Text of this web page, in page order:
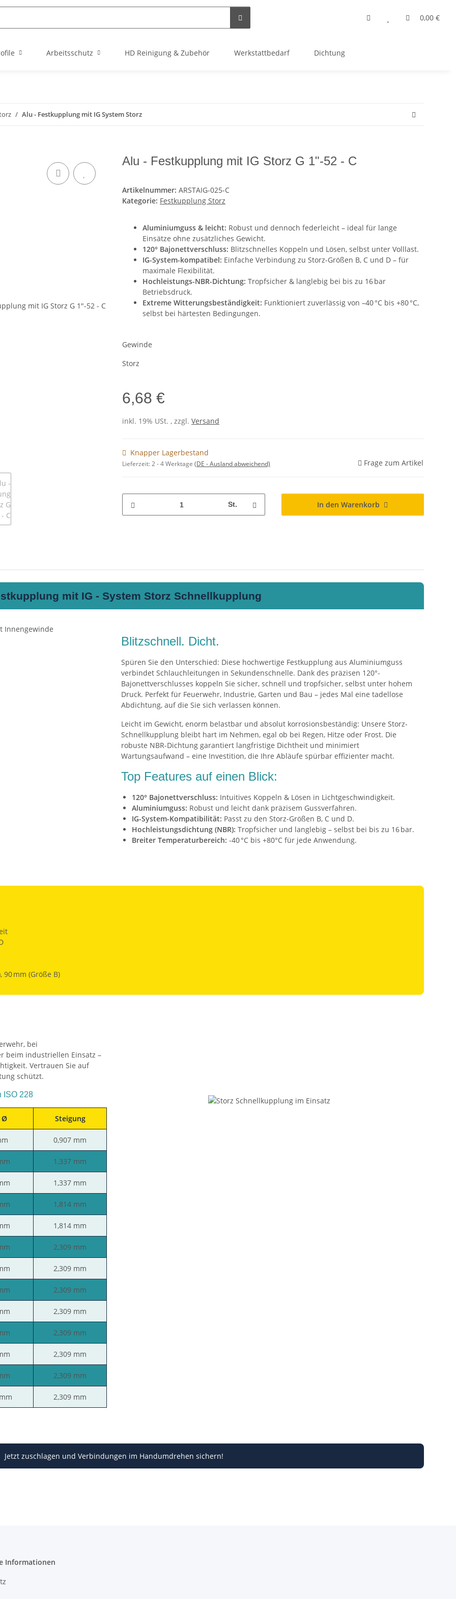
0,00 €
Arbeitsschutz HD Reinigung & Zubehör Werkstattbedarf Dichtung
Alu - Festkupplung mit IG System Storz
Alu - Festkupplung mit IG Storz G 1"-52 - C
Artikelnummer: ARSTAIG-025-C
Kategorie: Festkupplung Storz
Aluminiumguss & leicht: Robust und dennoch federleicht – ideal für lange
Einsätze ohne zusätzliches Gewicht.
120° Bajonettverschluss: Blitzschnelles Koppeln und Lösen, selbst unter Volllast.
IG-System-kompatibel: Einfache Verbindung zu Storz-Größen B, C und D – für
maximale Flexibilität.
Hochleistungs-NBR-Dichtung: Tropfsicher & langlebig bei bis zu 16 bar
Betriebsdruck.
Extreme Witterungsbeständigkeit: Funktioniert zuverlässig von –40 °C bis +80 °C,
selbst bei härtesten Bedingungen.
Gewinde
Storz
6,68 €
inkl. 19% USt. , zzgl. Versand
Knapper Lagerbestand
Lieferzeit:2 - 4 Werktage (DE - Ausland abweichend) Frage zum Artikel
St. In den Warenkorb
mit IG - System Storz Schnellkupplung
Blitzschnell. Dicht.
Spüren Sie den Unterschied: Diese hochwertige Festkupplung aus Aluminiumguss
verbindet Schlauchleitungen in Sekundenschnelle. Dank des präzisen 120°-
Bajonettverschlusses koppeln Sie sicher, schnell und tropfsicher, selbst unter hohem
Druck. Perfekt für Feuerwehr, Industrie, Garten und Bau – jedes Mal eine tadellose
Abdichtung, auf die Sie sich verlassen können.
Leicht im Gewicht, enorm belastbar und absolut korrosionsbeständig: Unsere Storz-
Schnellkupplung bleibt hart im Nehmen, egal ob bei Regen, Hitze oder Frost. Die
robuste NBR-Dichtung garantiert langfristige Dichtheit und minimiert
Wartungsaufwand – eine Investition, die Ihre Abläufe spürbar effizienter macht.
Top Features auf einen Blick:
120° Bajonettverschluss: Intuitives Koppeln & Lösen in Lichtgeschwindigkeit.
Aluminiumguss: Robust und leicht dank präzisem Gussverfahren.
IG-System-Kompatibilität: Passt zu den Storz-Größen B, C und D.
Hochleistungsdichtung (NBR): Tropfsicher und langlebig – selbst bei bis zu 16 bar.
Breiter Temperaturbereich: -40 °C bis +80°C für jede Anwendung.
90 mm (Größe B)
bei
beim industriellen Einsatz –
Vertrauen Sie auf
schützt.
ISO 228
Ø Steigung
0,907 mm
1,337 mm
1,337 mm
1,814 mm
1,814 mm
2,309 mm
2,309 mm
2,309 mm
2,309 mm
2,309 mm
2,309 mm
2,309 mm
2,309 mm
Jetzt zuschlagen und Verbindungen im Handumdrehen sichern!
Informationen